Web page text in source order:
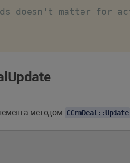
doesn't matter for
методом CCrmDeal::Update